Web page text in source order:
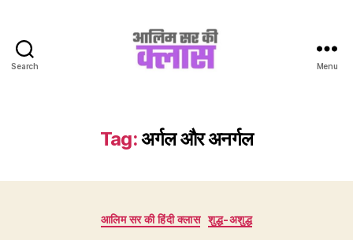
Search
Class
Menu
Tag:अर्गल और अनर्गल
Categories
आलिम सर की हिंदी क्लास शुद्ध-अशुद्ध